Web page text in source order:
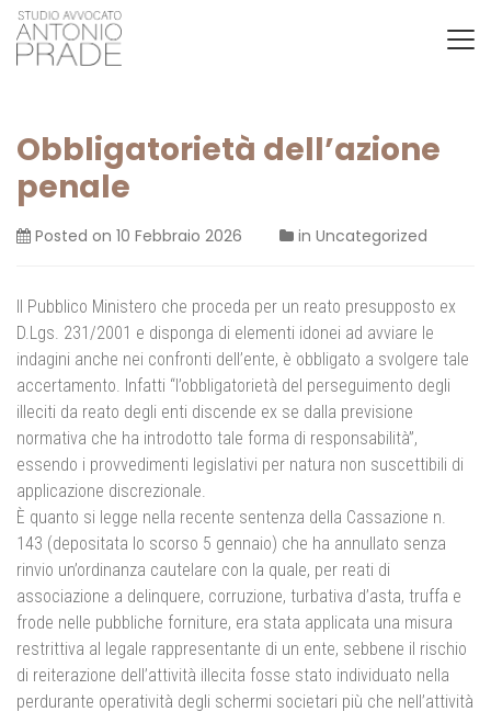
Obbligatorietà dell’azione
penale
Posted on 10 Febbraio 2026 in Uncategorized
Il Pubblico Ministero che proceda per un reato presupposto ex
D.Lgs. 231/2001 e disponga di elementi idonei ad avviare le
indagini anche nei confronti dell’ente, è obbligato a svolgere tale
accertamento. Infatti “l’obbligatorietà del perseguimento degli
illeciti da reato degli enti discende ex se dalla previsione
normativa che ha introdotto tale forma di responsabilità”,
essendo i provvedimenti legislativi per natura non suscettibili di
applicazione discrezionale.
È quanto si legge nella recente sentenza della Cassazione n.
143 (depositata lo scorso 5 gennaio) che ha annullato senza
rinvio un’ordinanza cautelare con la quale, per reati di
associazione a delinquere, corruzione, turbativa d’asta, truffa e
frode nelle pubbliche forniture, era stata applicata una misura
restrittiva al legale rappresentante di un ente, sebbene il rischio
di reiterazione dell’attività illecita fosse stato individuato nella
perdurante operatività degli schermi societari più che nell’attività